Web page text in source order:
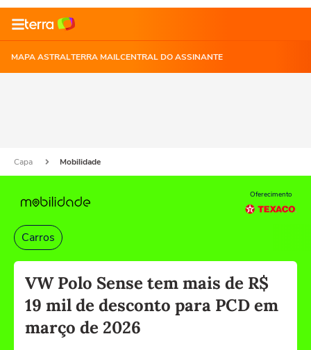
MAPA ASTRALTERRA MAILCENTRAL DO ASSINANTE
Capa Mobilidade
Oferecimento
Carros
VW Polo Sense tem mais de R$
19 mil de desconto para PCD em
março de 2026